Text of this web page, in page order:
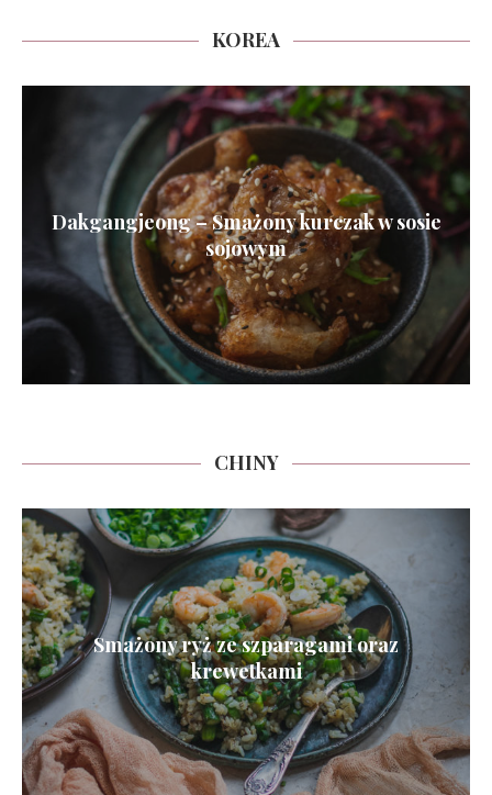
KOREA
Dakgangjeong – Smażony kurczak w sosie
sojowym
CHINY
Smażony ryż ze szparagami oraz
krewetkami